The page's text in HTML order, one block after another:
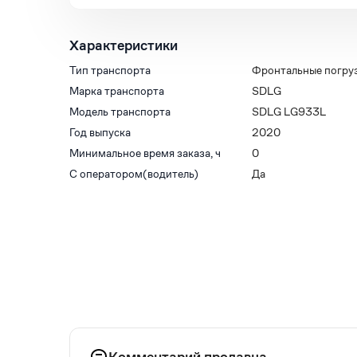
Характеристики
Тип транспорта
Фронтальные
Марка транспорта
SDLG
Модель транспорта
SDLG LG933L
Год выпуска
2020
Минимальное время заказа, ч
0
С оператором(водитель)
Да